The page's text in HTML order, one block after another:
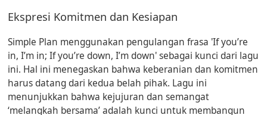
Ekspresi Komitmen dan Kesiapan
Simple Plan menggunakan pengulangan frasa 'If you’re
in, I’m in; If you’re down, I’m down'sebagai kunci dari lagu
ini. Hal ini menegaskan bahwa keberanian dan komitmen
harus datang dari kedua belah pihak. Lagu ini
menunjukkan bahwa kejujuran dan semangat
‘melangkah bersama’ adalah kunci untuk membangun